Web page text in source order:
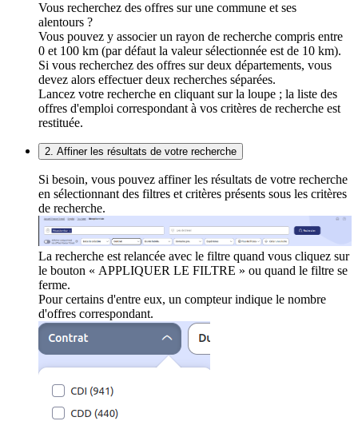
Vous recherchez des offres sur une commune et ses
alentours ?
Vous pouvez y associer un rayon de recherche compris entre
0 et 100 km (par défaut la valeur sélectionnée est de 10 km).
Si vous recherchez des offres sur deux départements, vous
devez alors effectuer deux recherches séparées.
Lancez votre recherche en cliquant sur la loupe ; la liste des
offres d'emploi correspondant à vos critères de recherche est
restituée.
2. Affiner les résultats de votre recherche
Si besoin, vous pouvez affiner les résultats de votre recherche
en sélectionnant des filtres et critères présents sous les critères
de recherche.
La recherche est relancée avec le filtre quand vous cliquez sur
le bouton « APPLIQUER LE FILTRE » ou quand le filtre se
ferme.
Pour certains d'entre eux, un compteur indique le nombre
d'offres correspondant.